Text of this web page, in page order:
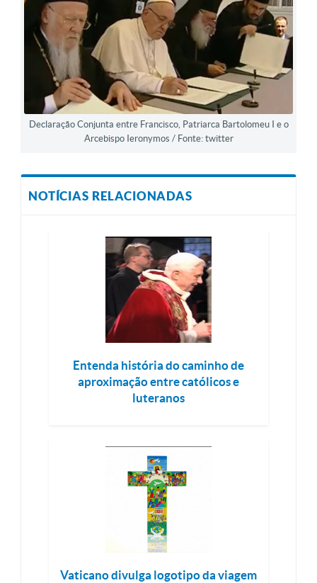
Declaração Conjunta entre Francisco, Patriarca Bartolomeu I e o
Arcebispo Ieronymos / Fonte: twitter
NOTÍCIAS RELACIONADAS
Entenda história do caminho de
aproximação entre católicos e
luteranos
Vaticano divulga logotipo da viagem